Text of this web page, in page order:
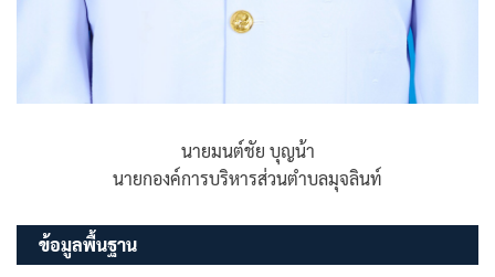
นายมนต์ชัย บุญน้า
นายกองค์การบริหารส่วนตำบลมุจลินท์
ข้อมูลพื้นฐาน